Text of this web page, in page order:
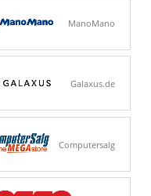
ManoMano
Galaxus.de
Computersalg